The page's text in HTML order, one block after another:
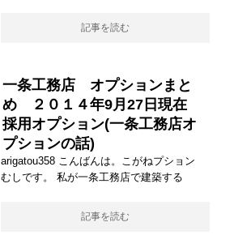
記事を読む
一条工務店 オプションまと
め ２０１４年9月27日現在
採用オプション(一条工務店オ
プションの話)
arigatou358 こんばんは。こがねプション
むしです。 私が一条工務店で建築する
記事を読む